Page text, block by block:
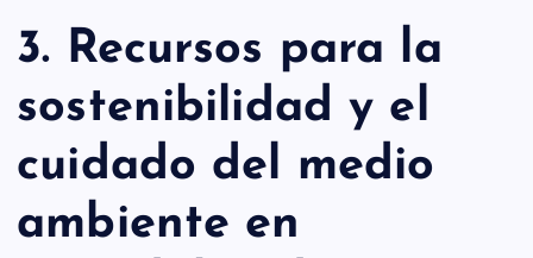
3. Recursos para la
sostenibilidad y el
cuidado del medio
ambiente en